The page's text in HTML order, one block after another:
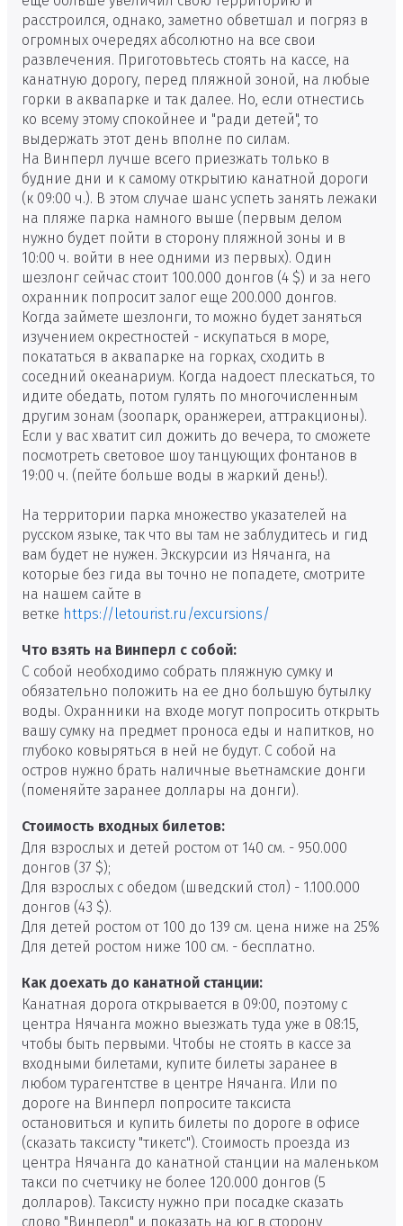
расстроился, однако, заметно обветшал и погряз в
огромных очередях абсолютно на все свои
развлечения. Приготовьтесь стоять на кассе, на
канатную дорогу, перед пляжной зоной, на любые
горки в аквапарке и так далее. Но, если отнестись
ко всему этому спокойнее и "ради детей", то
выдержать этот день вполне по силам.
На Винперл лучше всего приезжать только в
будние дни и к самому открытию канатной дороги
(к 09:00 ч.). В этом случае шанс успеть занять лежаки
на пляже парка намного выше (первым делом
нужно будет пойти в сторону пляжной зоны и в
10:00 ч. войти в нее одними из первых). Один
шезлонг сейчас стоит 100.000 донгов (4 $) и за него
охранник попросит залог еще 200.000 донгов.
Когда займете шезлонги, то можно будет заняться
изучением окрестностей - искупаться в море,
покататься в аквапарке на горках, сходить в
соседний океанариум. Когда надоест плескаться, то
идите обедать, потом гулять по многочисленным
другим зонам (зоопарк, оранжереи, аттракционы).
Если у вас хватит сил дожить до вечера, то сможете
посмотреть световое шоу танцующих фонтанов в
19:00 ч. (пейте больше воды в жаркий день!).
На территории парка множество указателей на
русском языке, так что вы там не заблудитесь и гид
вам будет не нужен. Экскурсии из Нячанга, на
которые без гида вы точно не попадете, смотрите
на нашем сайте в
ветке https://letourist.ru/excursions/
Что взять на Винперл с собой:
С собой необходимо собрать пляжную сумку и
обязательно положить на ее дно большую бутылку
воды. Охранники на входе могут попросить открыть
вашу сумку на предмет проноса еды и напитков, но
глубоко ковыряться в ней не будут. С собой на
остров нужно брать наличные вьетнамские донги
(поменяйте заранее доллары на донги).
Стоимость входных билетов:
Для взрослых и детей ростом от 140 см. - 950.000
донгов (37 $);
Для взрослых с обедом (шведский стол) - 1.100.000
донгов (43 $).
Для детей ростом от 100 до 139 см. цена ниже на 25%
Для детей ростом ниже 100 см. - бесплатно.
Как доехать до канатной станции:
Канатная дорога открывается в 09:00, поэтому с
центра Нячанга можно выезжать туда уже в 08:15,
чтобы быть первыми. Чтобы не стоять в кассе за
входными билетами, купите билеты заранее в
любом турагентстве в центре Нячанга. Или по
дороге на Винперл попросите таксиста
остановиться и купить билеты по дороге в офисе
(сказать таксисту "тикетс"). Стоимость проезда из
центра Нячанга до канатной станции на маленьком
такси по счетчику не более 120.000 донгов (5
долларов). Таксисту нужно при посадке сказать
слово "Винперл" и показать на юг в сторону